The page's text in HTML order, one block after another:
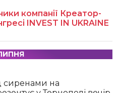
компанії Креатор-
INVEST IN UKRAINE
сиренами на